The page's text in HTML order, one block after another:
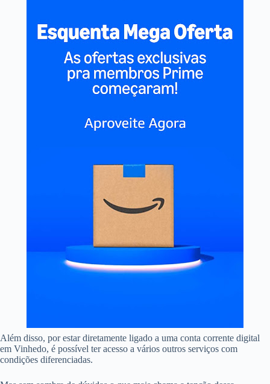
Além disso, por estar diretamente ligado a uma conta corrente digital
em Vinhedo, é possível ter acesso a vários outros serviços com
condições diferenciadas.